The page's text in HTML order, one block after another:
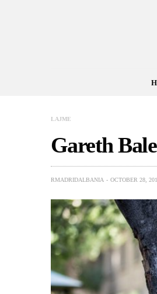
LAJME
Gareth
RMADRIDALBANIA OCTOBER 28,